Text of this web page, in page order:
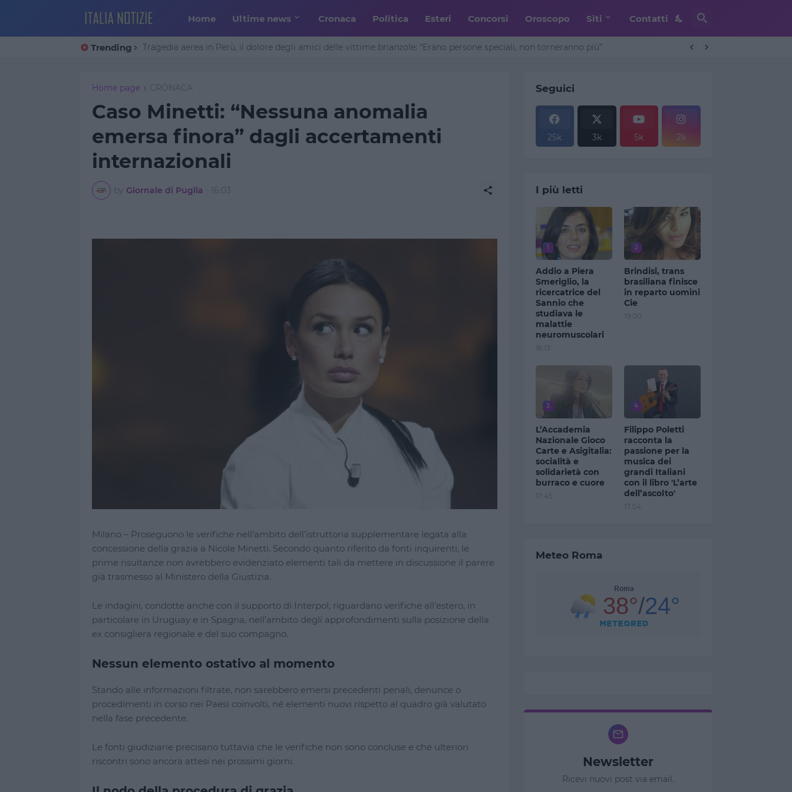
Home Ultime news Cronaca Politica Esteri Concorsi Oroscopo Siti Contatti
Trending Tragedia aerea in Perù, il dolore degli amici delle vittime brianzole: “Erano persone speciali, non torneranno più”
Home page CRONACA
Caso Minetti: “Nessuna anomalia
emersa finora” dagli accertamenti
internazionali
by Giornale di Puglia - 16:03
Milano – Proseguono le verifiche nell’ambito dell’istruttoria supplementare legata alla
concessione della grazia a Nicole Minetti. Secondo quanto riferito da fonti inquirenti, le
prime risultanze non avrebbero evidenziato elementi tali da mettere in discussione il parere
già trasmesso al Ministero della Giustizia.
Le indagini, condotte anche con il supporto di Interpol, riguardano verifiche all’estero, in
particolare in Uruguay e in Spagna, nell’ambito degli approfondimenti sulla posizione della
ex consigliera regionale e del suo compagno.
Nessun elemento ostativo al momento
Stando alle informazioni filtrate, non sarebbero emersi precedenti penali, denunce o
procedimenti in corso nei Paesi coinvolti, né elementi nuovi rispetto al quadro già valutato
nella fase precedente.
Le fonti giudiziarie precisano tuttavia che le verifiche non sono concluse e che ulteriori
riscontri sono ancora attesi nei prossimi giorni.
Seguici
25k 3k 5k 2k
I più letti
1
Addio a Piera
Smeriglio, la
ricercatrice del
Sannio che
studiava le
malattie
neuromuscolari
16:13
2
Brindisi, trans
brasiliana finisce
in reparto uomini
Cie
19:00
3
L’Accademia
Nazionale Gioco
Carte e Asigitalia:
socialità e
solidarietà con
burraco e cuore
17:45
4
Filippo Poletti
racconta la
passione per la
musica dei
grandi Italiani
con il libro 'L’arte
dell’ascolto'
17:54
Meteo Roma
Newsletter
Ricevi nuovi post via email.